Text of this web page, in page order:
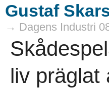
Gustaf
→ Dagens Industri
liv präglat